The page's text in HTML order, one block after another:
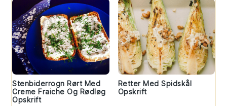
Stenbiderrogn Rørt Med
Creme Fraiche Og Rødløg
Opskrift
Retter Med Spidskål
Opskrift